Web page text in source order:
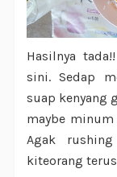
Hasilnya
sini. Sedap
suap kenyang
maybe minum
Agak
kiteorang